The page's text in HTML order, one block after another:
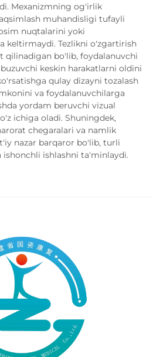
Mexanizmning og'irlik
muhandisligi tufayli
nuqtalarini yoki
keltirmaydi. Tezlikni o'zgartirish
qilinadigan bo'lib, foydalanuvchi
keskin harakatlarni oldini
qulay dizayni tozalash
va foydalanuvchilarga
yordam beruvchi vizual
ichiga oladi. Shuningdek,
chegaralari va namlik
nazar barqaror bo'lib, turli
ishlashni ta'minlaydi.